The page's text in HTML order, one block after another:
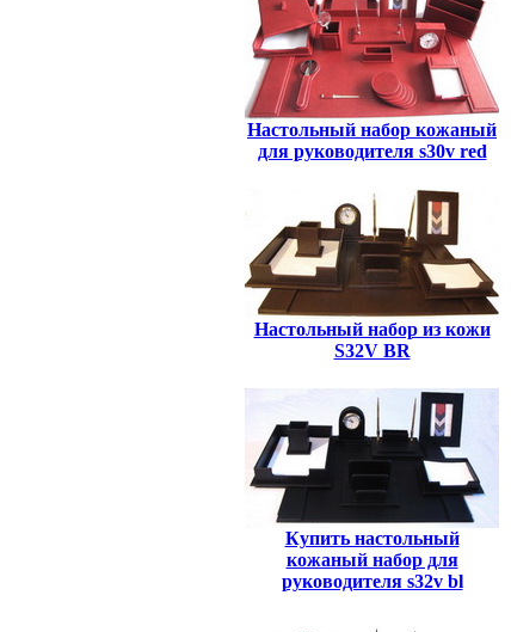
Настольный набор кожаный
для руководителя s30v red
Настольный набор из кожи
S32V BR
Купить настольный
кожаный набор для
руководителя s32v bl